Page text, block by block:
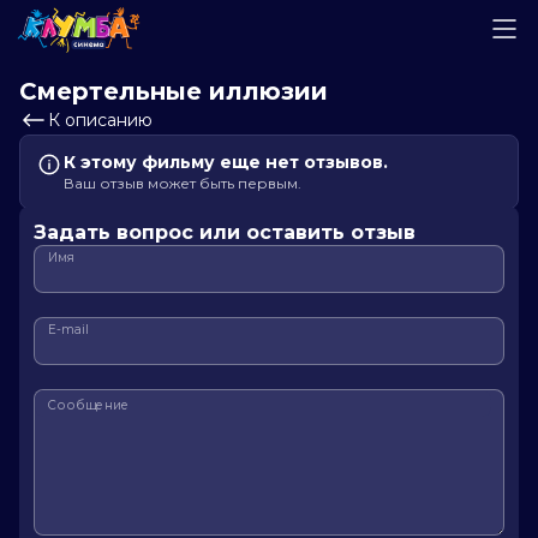
Смертельные иллюзии
К описанию
К этому фильму еще нет отзывов.
Ваш отзыв может быть первым.
Задать вопрос или оставить отзыв
Имя
E-mail
Сообщение